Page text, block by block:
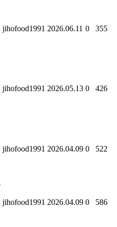
jihofood1991 2026.06.11 0 355
jihofood1991 2026.05.13 0 426
jihofood1991 2026.04.09 0 522
jihofood1991 2026.04.09 0 586